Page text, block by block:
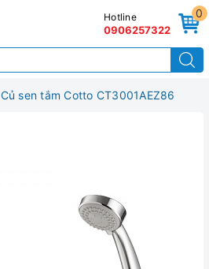
0
Hotline
0906257322
Củ sen tắm Cotto CT3001AEZ86